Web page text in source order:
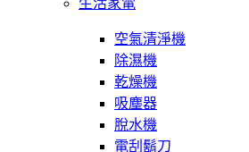
生活家電
空氣清淨機
除濕機
乾燥機
吸塵器
脫水機
電刮鬍刀